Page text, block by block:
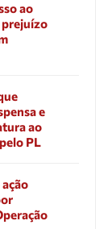
ao
e
ao
PL